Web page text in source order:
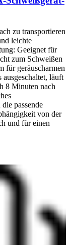
zu transportieren
leichte
Geeignet für
zum Schweißen
für geräuscharmen
läuft
8 Minuten nach
passende
von der
und für einen